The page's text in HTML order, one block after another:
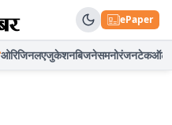
ePaper
ओरिजिनलएजुकेशनबिजनेसमनोरंजनटेकऑटो